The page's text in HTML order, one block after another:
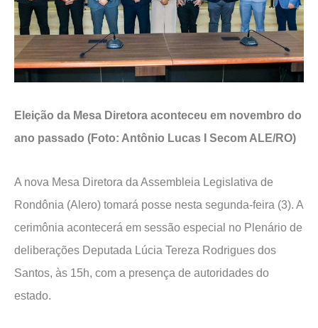
Eleição da Mesa Diretora aconteceu em novembro do
ano passado (Foto: Antônio Lucas I Secom ALE/RO)
A nova Mesa Diretora da Assembleia Legislativa de
Rondônia (Alero) tomará posse nesta segunda-feira (3). A
cerimônia acontecerá em sessão especial no Plenário de
deliberações Deputada Lúcia Tereza Rodrigues dos
Santos, às 15h, com a presença de autoridades do
estado.